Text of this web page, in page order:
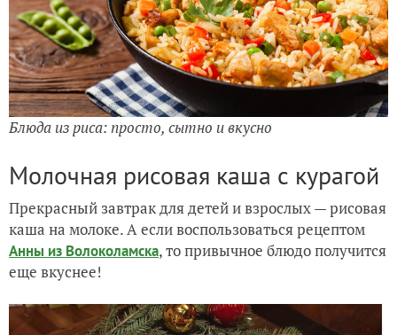
Блюда из риса: просто, сытно и вкусно
Молочная рисовая каша с курагой
Прекрасный завтрак для детей и взрослых — рисовая
каша на молоке. А если воспользоваться рецептом
Анны из Волоколамска, то привычное блюдо получится
еще вкуснее!